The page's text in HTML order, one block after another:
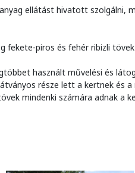
ellátást hivatott szolgálni,
piros és fehér ribizli
használt művelési és
része lett a kertnek és a
mindenki számára adnak a